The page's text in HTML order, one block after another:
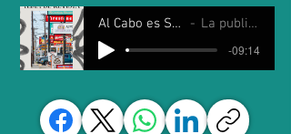
Al Cabo es Sábado La publicidad
-09:14